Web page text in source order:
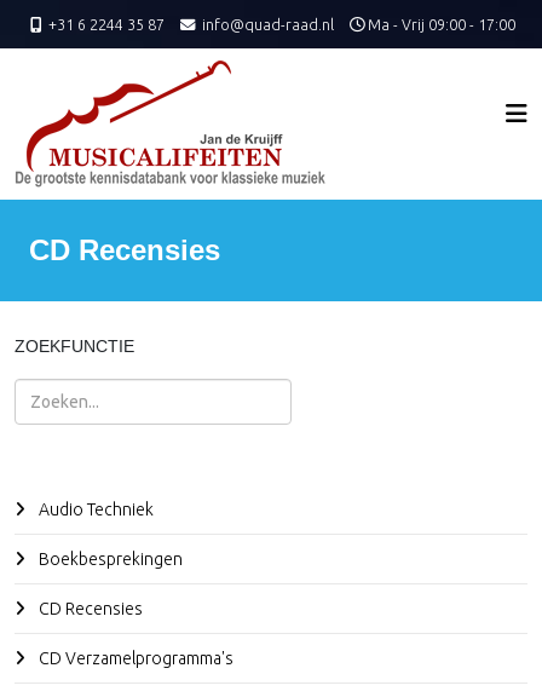
+31 6 2244 35 87 info@quad-raad.nl Ma - Vrij 09:00 - 17:00
CD Recensies
ZOEKFUNCTIE
Zoeken
Audio Techniek
Boekbesprekingen
CD Recensies
CD Verzamelprogramma's